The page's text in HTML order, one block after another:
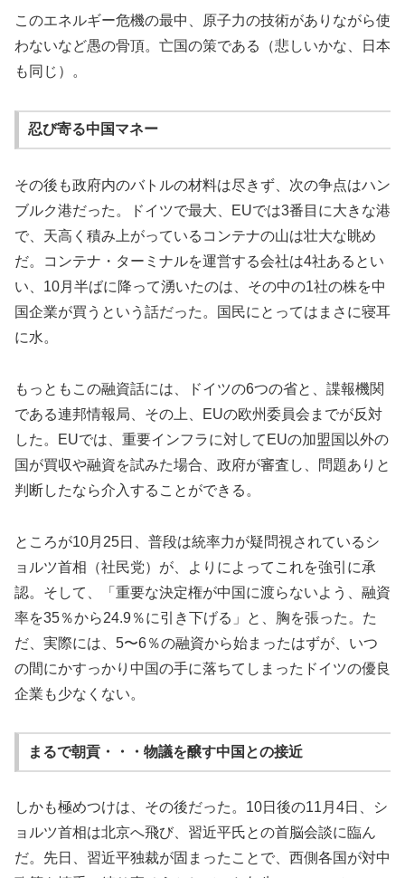
このエネルギー危機の最中、原子力の技術がありながら使
わないなど愚の骨頂。亡国の策である（悲しいかな、日本
も同じ）。
忍び寄る中国マネー
その後も政府内のバトルの材料は尽きず、次の争点はハン
ブルク港だった。ドイツで最大、EUでは3番目に大きな港
で、天高く積み上がっているコンテナの山は壮大な眺め
だ。コンテナ・ターミナルを運営する会社は4社あるとい
い、10月半ばに降って湧いたのは、その中の1社の株を中
国企業が買うという話だった。国民にとってはまさに寝耳
に水。
もっともこの融資話には、ドイツの6つの省と、諜報機関
である連邦情報局、その上、EUの欧州委員会までが反対
した。EUでは、重要インフラに対してEUの加盟国以外の
国が買収や融資を試みた場合、政府が審査し、問題ありと
判断したなら介入することができる。
ところが10月25日、普段は統率力が疑問視されているシ
ョルツ首相（社民党）が、よりによってこれを強引に承
認。そして、「重要な決定権が中国に渡らないよう、融資
率を35％から24.9％に引き下げる」と、胸を張った。た
だ、実際には、5〜6％の融資から始まったはずが、いつ
の間にかすっかり中国の手に落ちてしまったドイツの優良
企業も少なくない。
まるで朝貢・・・物議を醸す中国との接近
しかも極めつけは、その後だった。10日後の11月4日、シ
ョルツ首相は北京へ飛び、習近平氏との首脳会談に臨ん
だ。先日、習近平独裁が固まったことで、西側各国が対中